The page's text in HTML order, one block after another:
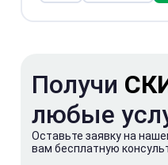
Получи
любые
Оставьте заявку на
вам бесплатную